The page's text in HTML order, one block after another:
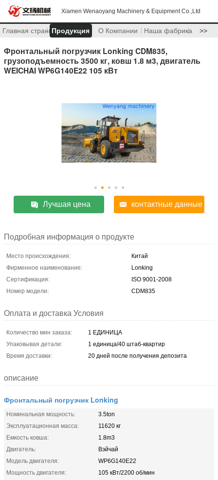
Xiamen Wenaoyang Machinery & Equipment Co.,Ltd
Главная страницаПродукция О Компании Наша фабрика >>
Фронтальный погрузчик Lonking CDM835,
грузоподъемность 3500 кг, ковш 1.8 м3, двигатель
WEICHAI WP6G140E22 105 кВт
Лучшая цена контактные данные
Подробная информация о продукте
Место происхождения:
Китай
Фирменное наименование:
Lonking
Сертификация:
ISO 9001-2008
Номер модели:
CDM835
Оплата и доставка Условия
Количество мин заказа:
1 ЕДИНИЦА
Упаковывая детали:
1 единица/40 штаб-квартир
Время доставки:
20 дней после получения депозита
описание
Фронтальный погрузчик Lonking
Номинальная мощность:
3.5ton
Эксплуатационная масса:
11620 кг
Емкость ковша:
1.8m3
Двигатель:
Вэйчай
Модель двигателя:
WP6G140E22
Мощность двигателя:
105 кВт/2200 об/мин